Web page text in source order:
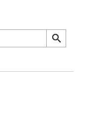
search
search